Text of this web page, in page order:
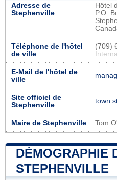
Adresse de
Stephenville
Hôtel
P.O.
Téléphone de l'hôtel
de ville
(709)
E-Mail de l'hôtel de
ville
Site officiel de
Stephenville
Maire de Stephenville Tom
DÉMOGRAPHIE
STEPHENVILLE